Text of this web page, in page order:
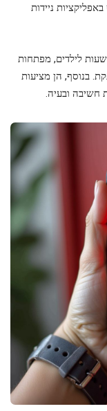
ניידות
לילדים, מפתחות
בנוסף, הן מציעות
חשיבה ובעיה.